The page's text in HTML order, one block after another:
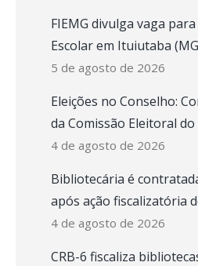
FIEMG divulga vaga
Escolar em Ituiutaba
5 de agosto de 2026
Eleições no Conselho:
da Comissão Eleitoral do
4 de agosto de 2026
Bibliotecária é
após ação fiscalizatória
4 de agosto de 2026
CRB-6 fiscaliza